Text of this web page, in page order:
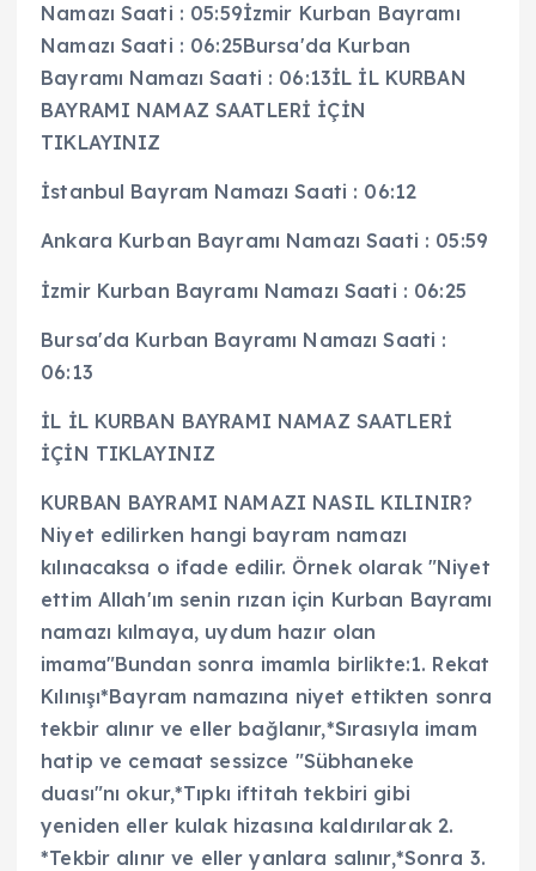
Namazı Saati : 05:59İzmir Kurban Bayramı
Namazı Saati : 06:25Bursa'da Kurban
Bayramı Namazı Saati : 06:13İL İL KURBAN
BAYRAMI NAMAZ SAATLERİ İÇİN
TIKLAYINIZ
İstanbul Bayram Namazı Saati : 06:12
Ankara Kurban Bayramı Namazı Saati : 05:59
İzmir Kurban Bayramı Namazı Saati : 06:25
Bursa'da Kurban Bayramı Namazı Saati :
06:13
İL İL KURBAN BAYRAMI NAMAZ SAATLERİ
İÇİN TIKLAYINIZ
KURBAN BAYRAMI NAMAZI NASIL KILINIR?
Niyet edilirken hangi bayram namazı
kılınacaksa o ifade edilir. Örnek olarak "Niyet
ettim Allah'ım senin rızan için Kurban Bayramı
namazı kılmaya, uydum hazır olan
imama"Bundan sonra imamla birlikte:1. Rekat
Kılınışı*Bayram namazına niyet ettikten sonra
tekbir alınır ve eller bağlanır,*Sırasıyla imam
hatip ve cemaat sessizce "Sübhaneke
duası"nı okur,*Tıpkı iftitah tekbiri gibi
yeniden eller kulak hizasına kaldırılarak 2.
*Tekbir alınır ve eller yanlara salınır,*Sonra 3.